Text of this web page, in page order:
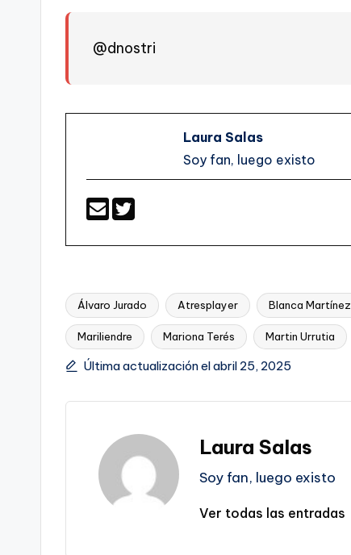
@dnostri
Laura Salas
Soy fan, luego existo
Etiquetas:
Álvaro Jurado Atresplayer Blanca Martínez
Mariliendre Mariona Terés Martin Urrutia
Última actualización el abril 25, 2025
Laura Salas
Soy fan, luego existo
Ver todas las entradas